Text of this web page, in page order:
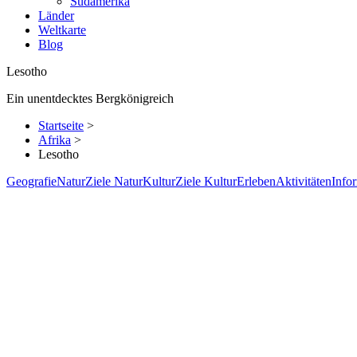
Länder
Weltkarte
Blog
Lesotho
Ein unentdecktes Bergkönigreich
Startseite >
Afrika >
Lesotho
GeografieNaturZiele NaturKulturZiele KulturErlebenAktivitäten